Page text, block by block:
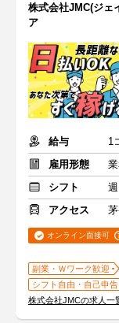
株式会社JMC(ジェ
ア
給与
1
雇用形態
シフト
アクセス
オンライン面接可
副業・Ｗワーク歓迎
シフト自由・自己申告
株式会社JMCの求人一